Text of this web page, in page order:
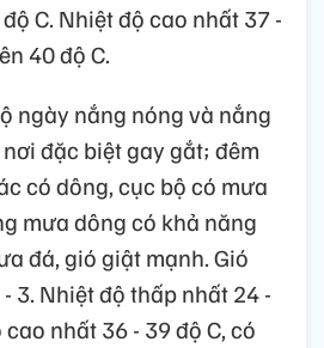
C. Nhiệt độ cao nhất 37 -
40 độ C.
ngày nắng nóng và nắng
đặc biệt gay gắt; đêm
có dông, cục bộ có mưa
mưa dông có khả năng
đá, gió giật mạnh. Gió
3. Nhiệt độ thấp nhất 24 -
nhất 36 - 39 độ C, có